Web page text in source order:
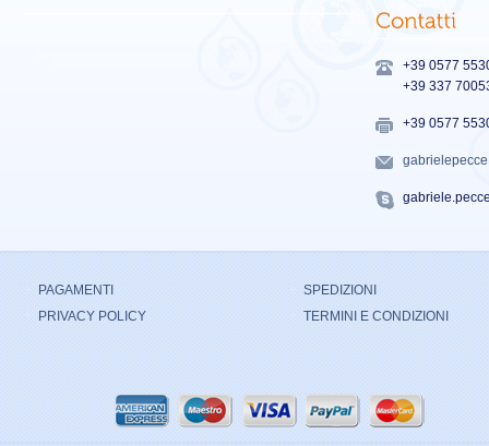
+39 0577
+39 337
+39 0577
PAGAMENTI
PRIVACY POLICY
SPEDIZIONI
TERMINI E CONDIZIONI